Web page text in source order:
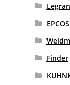
EPCOS
Finder